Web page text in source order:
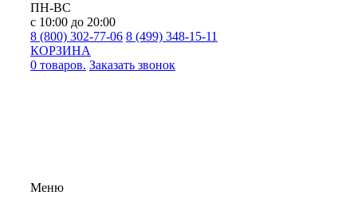
ПН-ВС
с 10:00 до 20:00
8 (800) 302-77-06 8 (499) 348-15-11
КОРЗИНА
0 товаров. Заказать звонок
Меню